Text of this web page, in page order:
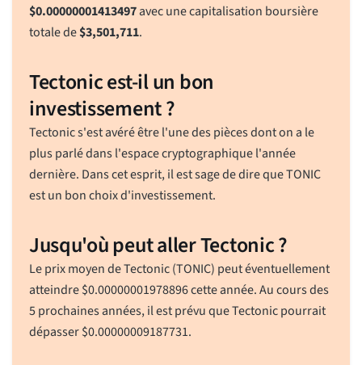
$0.00000001413497avec une capitalisation boursière
totale de$3,501,711.
Tectonic est-il un bon
investissement ?
Tectonic s'est avéré être l'une des pièces dont on a le
plus parlé dans l'espace cryptographique l'année
dernière. Dans cet esprit, il est sage de dire que TONIC
est un bon choix d'investissement.
Jusqu'où peut aller Tectonic ?
Le prix moyen de Tectonic (TONIC) peut éventuellement
atteindre$0.00000001978896cette année. Au cours des
5 prochaines années, il est prévu que Tectonic pourrait
dépasser$0.00000009187731.